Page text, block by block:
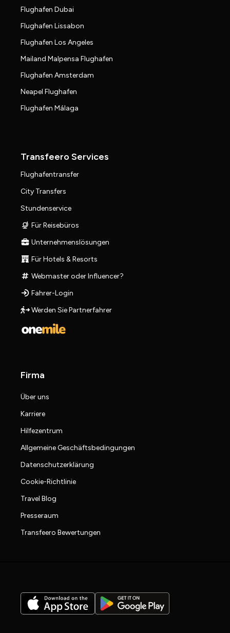
Flughafen Dubai
Flughafen Lissabon
Flughafen Los Angeles
Mailand Malpensa Flughafen
Flughafen Amsterdam
Neapel Flughafen
Flughafen Málaga
Transfeero Services
Flughafentransfer
City Transfers
Stundenservice
Für Reisebüros
Unternehmenslösungen
Für Hotels & Resorts
Webmaster oder Influencer?
Fahrer-Login
Werden Sie Partnerfahrer
Firma
Über uns
Karriere
Hilfezentrum
Allgemeine Geschäftsbedingungen
Datenschutzerklärung
Cookie-Richtlinie
Travel Blog
Presseraum
Transfeero Bewertungen